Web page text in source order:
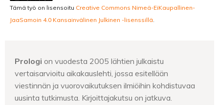
Tämä työ on lisensoitu Creative Commons Nimeä-EiKaupallinen-
JaaSamoin 4.0 Kansainvälinen Julkinen -lisenssillä.
Prologi on vuodesta 2005 lähtien julkaistu
vertaisarvioitu aikakauslehti, jossa esitellään
viestinnän ja vuorovaikutuksen ilmiöihin kohdistuvaa
uusinta tutkimusta. Kirjoittajakutsu on jatkuva.